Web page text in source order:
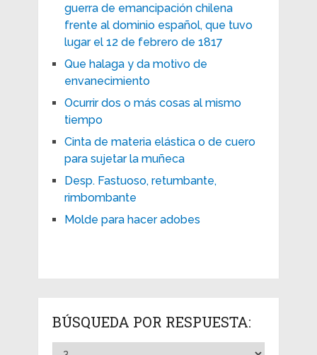
guerra de emancipación chilena
frente al dominio español, que tuvo
lugar el 12 de febrero de 1817
Que halaga y da motivo de
envanecimiento
Ocurrir dos o más cosas al mismo
tiempo
Cinta de materia elástica o de cuero
para sujetar la muñeca
Desp. Fastuoso, retumbante,
rimbombante
Molde para hacer adobes
BÚSQUEDA POR RESPUESTA: